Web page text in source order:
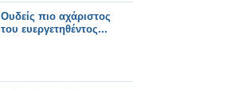
Ουδείς πιο αχάριστος
του ευεργετηθέντος...